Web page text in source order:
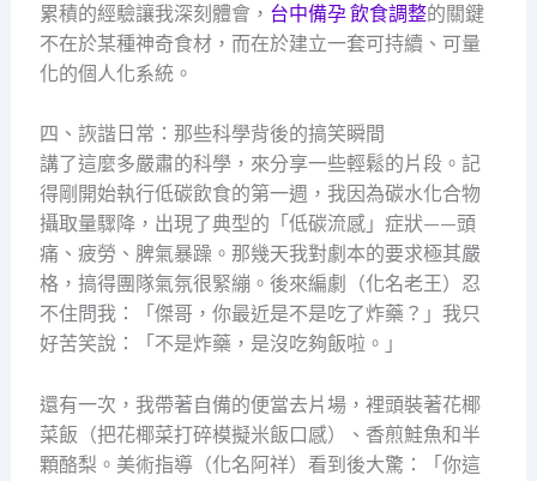
累積的經驗讓我深刻體會， 台中備孕 飲食調整的關鍵
不在於某種神奇食材，而在於建立一套可持續、可量
化的個人化系統。
四、詼諧日常：那些科學背後的搞笑瞬間
講了這麼多嚴肅的科學，來分享一些輕鬆的片段。記
得剛開始執行低碳飲食的第一週，我因為碳水化合物
攝取量驟降，出現了典型的「低碳流感」症狀——頭
痛、疲勞、脾氣暴躁。那幾天我對劇本的要求極其嚴
格，搞得團隊氣氛很緊繃。後來編劇（化名老王）忍
不住問我：「傑哥，你最近是不是吃了炸藥？」我只
好苦笑說：「不是炸藥，是沒吃夠飯啦。」
還有一次，我帶著自備的便當去片場，裡頭裝著花椰
菜飯（把花椰菜打碎模擬米飯口感）、香煎鮭魚和半
顆酪梨。美術指導（化名阿祥）看到後大驚：「你這